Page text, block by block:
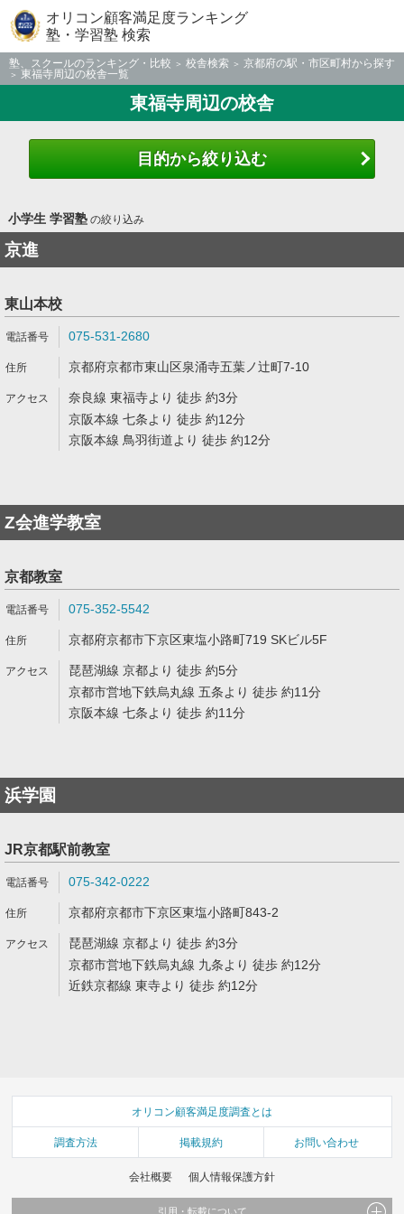
オリコン顧客満足度ランキング
塾・学習塾 検索
塾、スクールのランキング・比較 校舎検索
京都府の駅・市区町村から探す
東福寺周辺の校舎一覧
東福寺周辺の校舎
目的から絞り込む
小学生 学習塾の絞り込み
京進
東山本校
075-531-2680
京都府京都市東山区泉涌寺五葉ノ辻町7-10
奈良線 東福寺より 徒歩 約3分
京阪本線 七条より 徒歩 約12分
京阪本線 鳥羽街道より 徒歩 約12分
Z会進学教室
京都教室
075-352-5542
京都府京都市下京区東塩小路町719 SKビル5F
琵琶湖線 京都より 徒歩 約5分
京都市営地下鉄烏丸線 五条より 徒歩 約11分
京阪本線 七条より 徒歩 約11分
浜学園
JR京都駅前教室
075-342-0222
京都府京都市下京区東塩小路町843-2
琵琶湖線 京都より 徒歩 約3分
京都市営地下鉄烏丸線 九条より 徒歩 約12分
近鉄京都線 東寺より 徒歩 約12分
オリコン顧客満足度調査とは
調査方法 掲載規約 お問い合わせ
会社概要 個人情報保護方針
引用・転載について